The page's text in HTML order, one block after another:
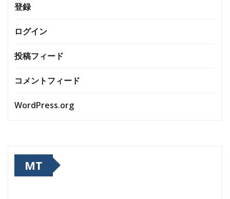
登録
ログイン
投稿フィード
コメントフィード
WordPress.org
MT